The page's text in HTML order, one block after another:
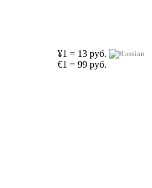
¥1 = 13 руб.
€1 = 99 руб.